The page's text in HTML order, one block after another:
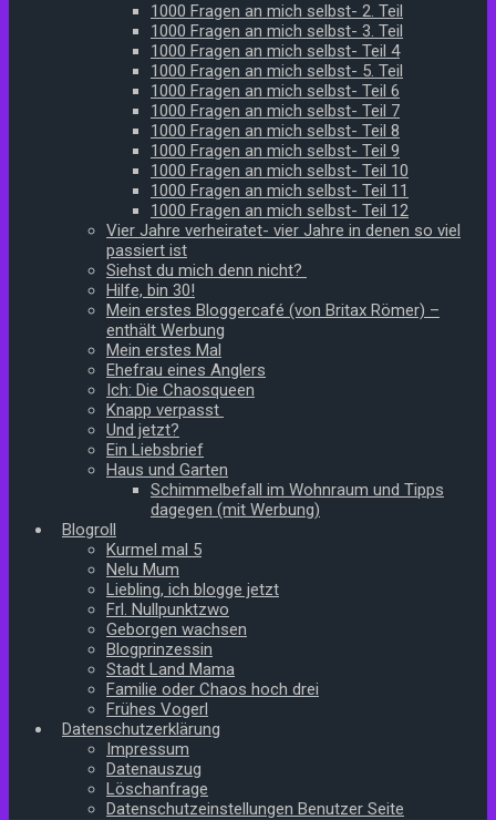
1000 Fragen an mich selbst- 2. Teil
1000 Fragen an mich selbst- 3. Teil
1000 Fragen an mich selbst- Teil 4
1000 Fragen an mich selbst- 5. Teil
1000 Fragen an mich selbst- Teil 6
1000 Fragen an mich selbst- Teil 7
1000 Fragen an mich selbst- Teil 8
1000 Fragen an mich selbst- Teil 9
1000 Fragen an mich selbst- Teil 10
1000 Fragen an mich selbst- Teil 11
1000 Fragen an mich selbst- Teil 12
Vier Jahre verheiratet- vier Jahre in denen so viel
passiert ist
Siehst du mich denn nicht?
Hilfe, bin 30!
Mein erstes Bloggercafé (von Britax Römer) –
enthält Werbung
Mein erstes Mal
Ehefrau eines Anglers
Ich: Die Chaosqueen
Knapp verpasst
Und jetzt?
Ein Liebsbrief
Haus und Garten
Schimmelbefall im Wohnraum und Tipps
dagegen (mit Werbung)
Blogroll
Kurmel mal 5
Nelu Mum
Liebling, ich blogge jetzt
Frl. Nullpunktzwo
Geborgen wachsen
Blogprinzessin
Stadt Land Mama
Familie oder Chaos hoch drei
Frühes Vogerl
Datenschutzerklärung
Impressum
Datenauszug
Löschanfrage
Datenschutzeinstellungen Benutzer Seite